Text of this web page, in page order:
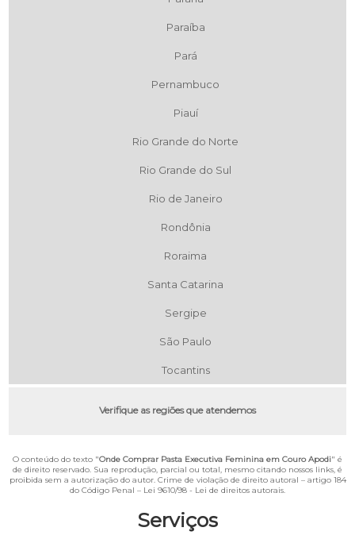
Serviços
Paraíba
Pará
Pernambuco
Piauí
Rio Grande do Norte
Rio Grande do Sul
Rio de Janeiro
Rondônia
Roraima
Santa Catarina
Sergipe
São Paulo
Tocantins
Verifique as regiões que atendemos
O conteúdo do texto "Onde Comprar Pasta Executiva Feminina em Couro Apodi" é
de direito reservado. Sua reprodução, parcial ou total, mesmo citando nossos links, é
proibida sem a autorização do autor. Crime de violação de direito autoral – artigo 184
do Código Penal – Lei 9610/98 - Lei de direitos autorais.